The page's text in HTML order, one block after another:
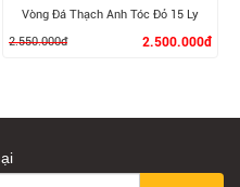
Vòng Đá Thạch Anh Tóc Đỏ 15 Ly
2.550.000đ
2.500.000đ